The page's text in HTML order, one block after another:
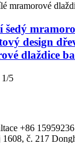
šedý
design
dlaždice
1/5
+86
1608, č. 217